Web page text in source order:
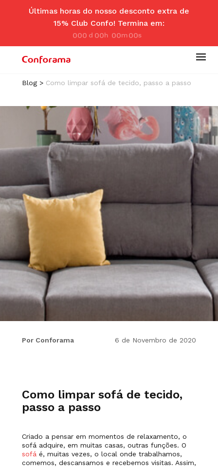
Últimas horas do nosso desconto extra de
15% Club Confo! Termina em:
000 d
ay
00hr
s
00m
in
00se
c
Blog> Como limpar sofá de tecido, passo a passo
Por Conforama 6 de Novembro de 2020
Como limpar sofá de tecido,
passo a passo
Criado a pensar em momentos de relaxamento, o
sofá adquire, em muitas casas, outras funções. O
sofáé, muitas vezes, o local onde trabalhamos,
comemos, descansamos e recebemos visitas. Assim,